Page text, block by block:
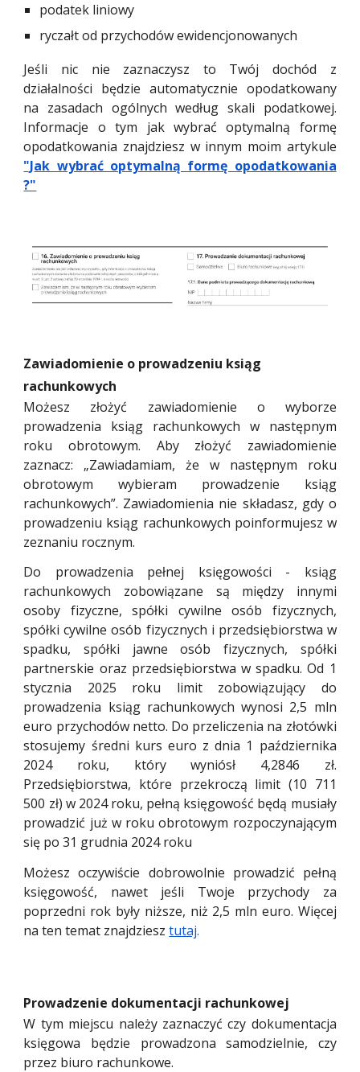
podatek liniowy
ryczałt od przychodów ewidencjonowanych
Jeśli nic nie zaznaczysz to Twój dochód z
działalności będzie automatycznie opodatkowany
na zasadach ogólnych według skali podatkowej.
Informacje o tym jak wybrać optymalną formę
opodatkowania znajdziesz w innym moim artykule
"Jak wybrać optymalną formę opodatkowania
?"
Zawiadomienie o prowadzeniu ksiąg
rachunkowych
Możesz złożyć zawiadomienie o wyborze
prowadzenia ksiąg rachunkowych w następnym
roku obrotowym. Aby złożyć zawiadomienie
zaznacz: „Zawiadamiam, że w następnym roku
obrotowym wybieram prowadzenie ksiąg
rachunkowych”. Zawiadomienia nie składasz, gdy o
prowadzeniu ksiąg rachunkowych poinformujesz w
zeznaniu rocznym.
Do prowadzenia pełnej księgowości - ksiąg
rachunkowych zobowiązane są między innymi
osoby fizyczne, spółki cywilne osób fizycznych,
spółki cywilne osób fizycznych i przedsiębiorstwa w
spadku, spółki jawne osób fizycznych, spółki
partnerskie oraz przedsiębiorstwa w spadku. Od 1
stycznia 2025 roku limit zobowiązujący do
prowadzenia ksiąg rachunkowych wynosi 2,5 mln
euro przychodów netto. Do przeliczenia na złotówki
stosujemy średni kurs euro z dnia 1 października
2024 roku, który wyniósł 4,2846 zł.
Przedsiębiorstwa, które przekroczą limit (10 711
500 zł) w 2024 roku, pełną księgowość będą musiały
prowadzić już w roku obrotowym rozpoczynającym
się po 31 grudnia 2024 roku
Możesz oczywiście dobrowolnie prowadzić pełną
księgowość, nawet jeśli Twoje przychody za
poprzedni rok były niższe, niż 2,5 mln euro. Więcej
na ten temat znajdziesztutaj.
Prowadzenie dokumentacji rachunkowej
W tym miejscu należy zaznaczyć czy dokumentacja
księgowa będzie prowadzona samodzielnie, czy
przez biuro rachunkowe.